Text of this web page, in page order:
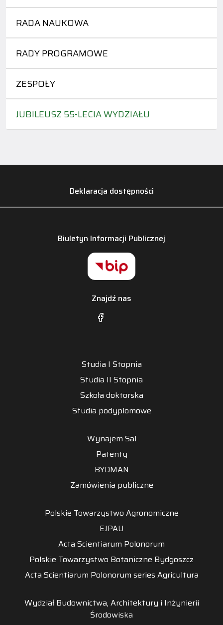
RADA NAUKOWA
RADY PROGRAMOWE
ZESPOŁY
JUBILEUSZ 55-LECIA WYDZIAŁU
Deklaracja dostępności
Biuletyn Informacji Publicznej
Znajdź nas
Studia I Stopnia
Studia II Stopnia
Szkoła doktorska
Studia podyplomowe
Wynajem Sal
Patenty
BYDMAN
Zamówienia publiczne
Polskie Towarzystwo Agronomiczne
EJPAU
Acta Scientiarum Polonorum
Polskie Towarzystwo Botaniczne Bydgoszcz
Acta Scientiarum Polonorum series Agricultura
Wydział Budownictwa, Architektury i Inżynierii
Środowiska